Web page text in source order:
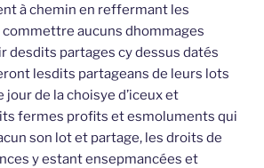
à chemin en reffermant les
commettre aucuns dhommages
desdits partages cy dessus datés
lesdits partageans de leurs lots
jour de la choisye d’iceux et
fermes profits et esmoluments qui
son lot et partage, les droits de
y estant ensepmancées et